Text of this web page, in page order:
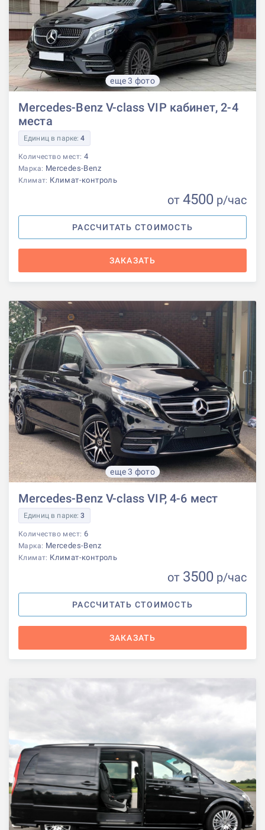
еще 3 фото
Mercedes-Benz V-class VIP кабинет, 2-4
места
Единиц в парке:4
Количество мест: 4
Марка: Mercedes-Benz
Климат: Климат-контроль
от 4500 р/час
РАССЧИТАТЬ СТОИМОСТЬ
ЗАКАЗАТЬ
еще 3 фото
Mercedes-Benz V-class VIP, 4-6 мест
Единиц в парке:3
Количество мест: 6
Марка: Mercedes-Benz
Климат: Климат-контроль
от 3500 р/час
РАССЧИТАТЬ СТОИМОСТЬ
ЗАКАЗАТЬ